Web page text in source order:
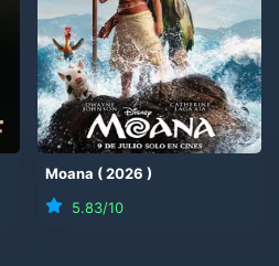
Moana (2026 )
5.83/10